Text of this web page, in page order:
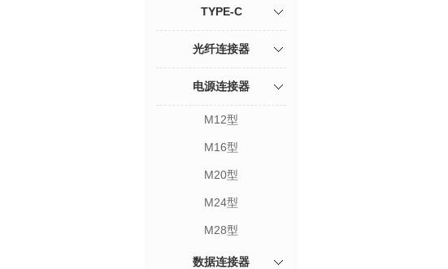
TYPE-C
光纤连接器
电源连接器
M12型
M16型
M20型
M24型
M28型
数据连接器